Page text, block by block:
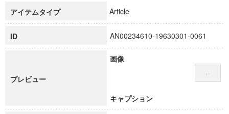
慶應義塾大学グローバルCOEプログラム市民社会ガバナンス
慶應義塾大学グローバルCOEプログラム論理と感性の先端的
博士課程教育リーディングプログラム「超成熟社会発展のサ
学術雑誌掲載論文等(8)
アイテムタイプ Article
ID AN00234610-19630301-0061
プレビュー
画像
キャプション